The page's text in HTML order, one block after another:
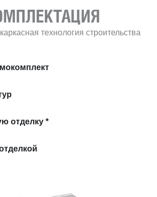
технология строительства
отделку *